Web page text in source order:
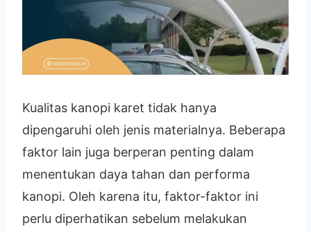
Kualitas kanopi karet tidak hanya
dipengaruhi oleh jenis materialnya. Beberapa
faktor lain juga berperan penting dalam
menentukan daya tahan dan performa
kanopi. Oleh karena itu, faktor-faktor ini
perlu diperhatikan sebelum melakukan